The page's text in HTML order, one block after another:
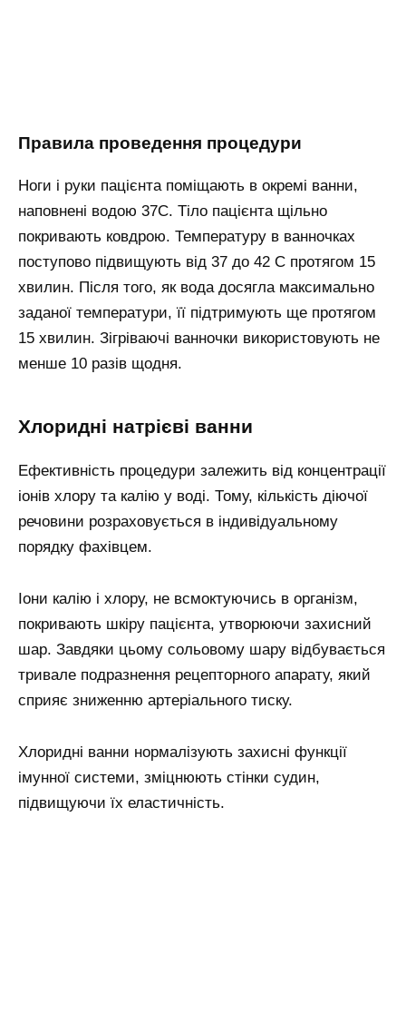
Правила проведення процедури
Ноги і руки пацієнта поміщають в окремі ванни,
наповнені водою 37С. Тіло пацієнта щільно
покривають ковдрою. Температуру в ванночках
поступово підвищують від 37 до 42 С протягом 15
хвилин. Після того, як вода досягла максимально
заданої температури, її підтримують ще протягом
15 хвилин. Зігріваючі ванночки використовують не
менше 10 разів щодня.
Хлоридні натрієві ванни
Ефективність процедури залежить від концентрації
іонів хлору та калію у воді. Тому, кількість діючої
речовини розраховується в індивідуальному
порядку фахівцем.
Іони калію і хлору, не всмоктуючись в організм,
покривають шкіру пацієнта, утворюючи захисний
шар. Завдяки цьому сольовому шару відбувається
тривале подразнення рецепторного апарату, який
сприяє зниженню артеріального тиску.
Хлоридні ванни нормалізують захисні функції
імунної системи, зміцнюють стінки судин,
підвищуючи їх еластичність.